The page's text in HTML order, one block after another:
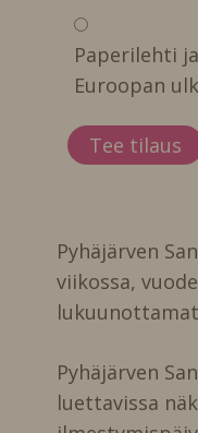
Paperilehti
Euroopan
Pyhäjärven
viikossa,
Pyhäjärven
luettavissa